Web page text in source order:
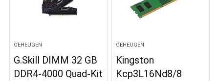
GEHEUGEN
G.Skill DIMM 32 GB
DDR4-4000 Quad-Kit
GEHEUGEN
Kingston
Kcp3L16Nd8/8